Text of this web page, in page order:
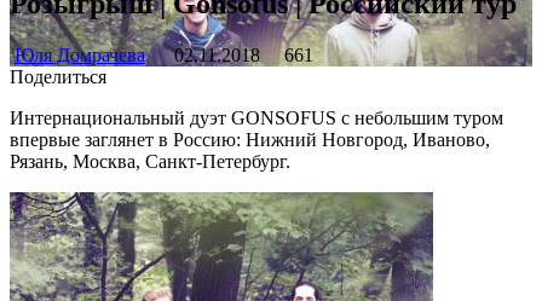
Юля Домрачева 02.11.2018
661
Поделиться
Интернациональный дуэт GONSOFUS с небольшим туром
впервые заглянет в Россию: Нижний Новгород, Иваново,
Рязань, Москва, Санкт-Петербург.